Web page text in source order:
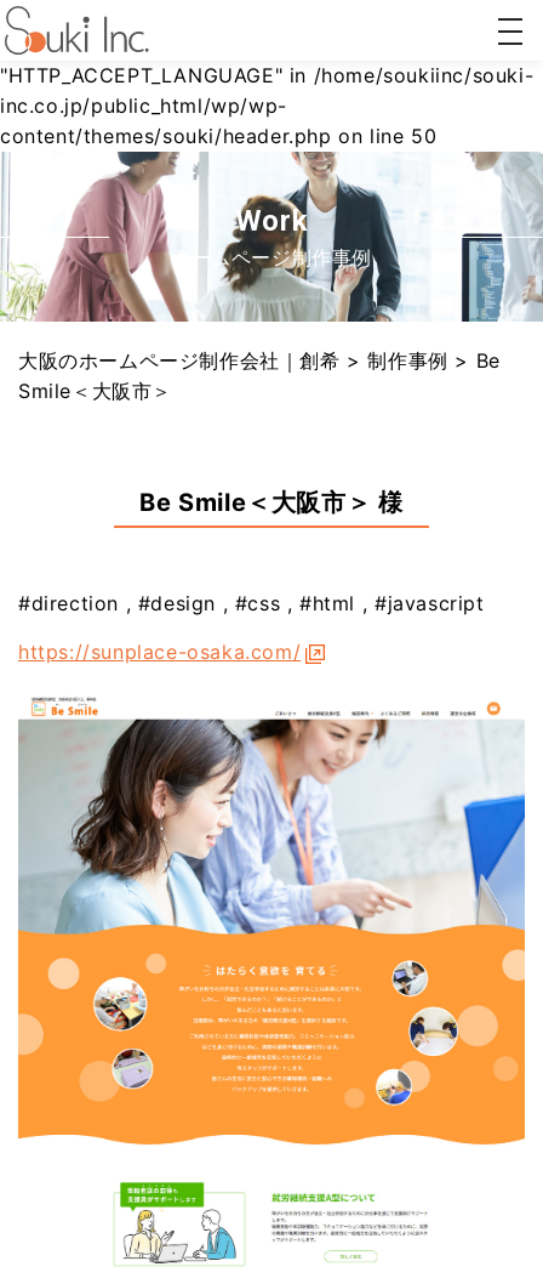
Warning: Undefined array key
"HTTP_ACCEPT_LANGUAGE" in /home/soukiinc/souki-
inc.co.jp/public_html/wp/wp-
content/themes/souki/header.php on line 50
ホーム
ページ
制作
AI対策
(AIO/LLMO)
リステ
ィング
広告
Webコ
ティン
グ
Work
ホームページ制作事例
大阪のホームページ制作会社｜創希 >制作事例 > Be
Smile＜大阪市＞
Be Smile＜大阪市＞ 様
#direction #design #css #html
#javascript
https://sunplace-osaka.com/